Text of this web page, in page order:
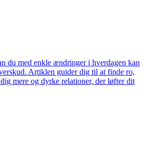
du med enkle ændringer i hverdagen kan
Artiklen guider dig til at finde ro,
mere og dyrke relationer, der løfter dit